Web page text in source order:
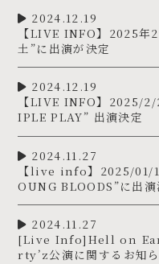
2024.12.19
【LIVE INFO】2025年
土”に出演が決定
2024.12.19
【LIVE INFO】2025/
IPLE PLAY” 出演決定
2024.11.27
【live info】2025/01/
OUNG BLOODS”に出演
2024.11.27
[Live Info]Hell on
rty’z公演に関するお知